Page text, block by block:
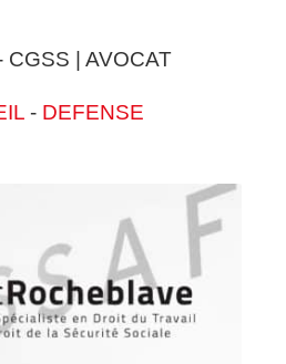
CGSS | AVOCAT
- DEFENSE